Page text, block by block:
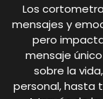
Los
mensajes y
pero
mensaje
sobre la
personal, hasta